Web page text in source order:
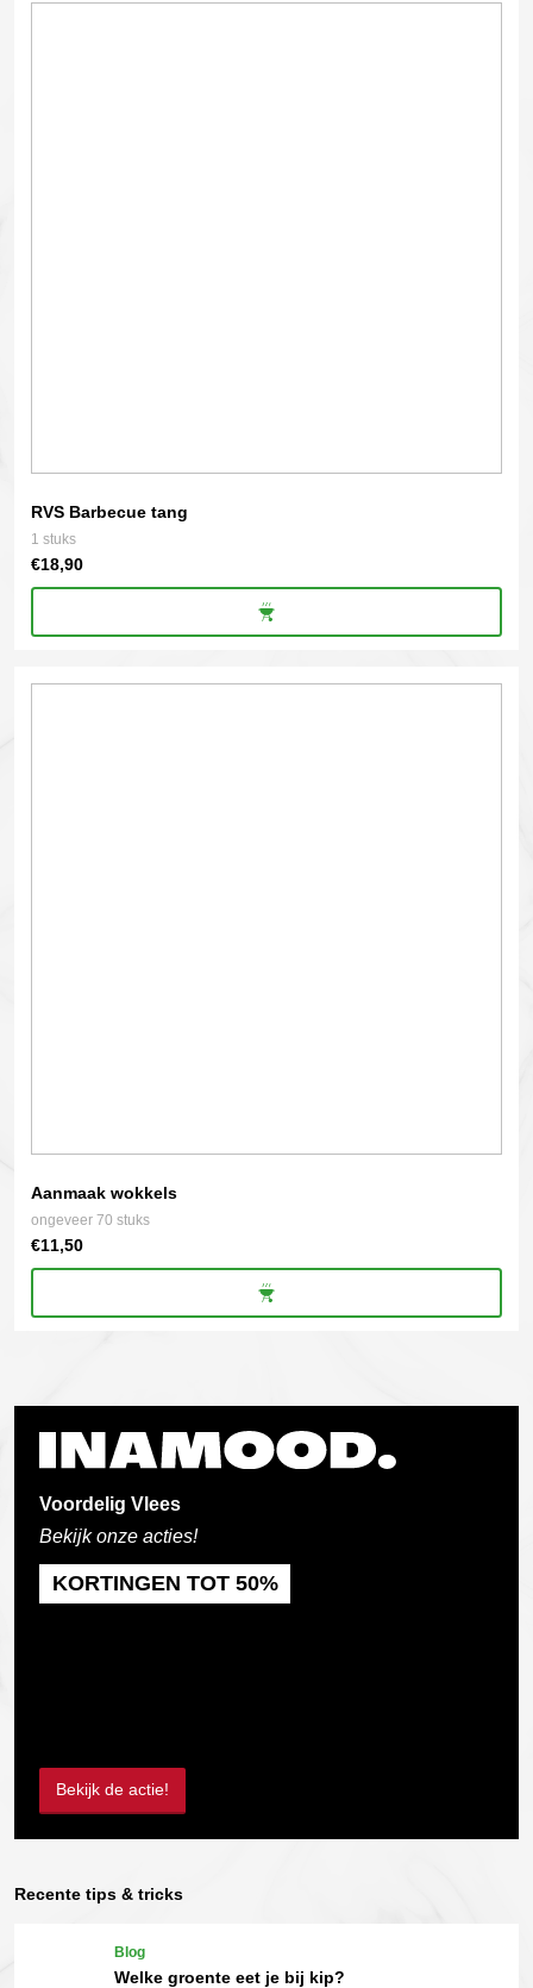
RVS Barbecue tang
1 stuks
€18,90
Aanmaak wokkels
ongeveer 70 stuks
€11,50
Voordelig Vlees
Bekijk onze acties!
KORTINGEN TOT 50%
Bekijk de actie!
Recente tips & tricks
Blog
Welke groente eet je bij kip?